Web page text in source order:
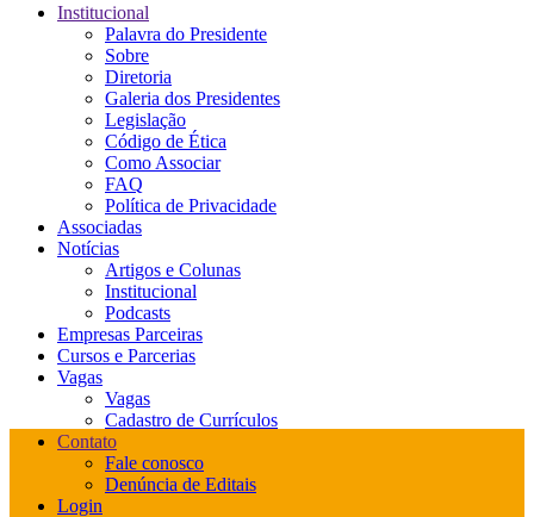
Institucional
Palavra do Presidente
Sobre
Diretoria
Galeria dos Presidentes
Legislação
Código de Ética
Como Associar
FAQ
Política de Privacidade
Associadas
Notícias
Artigos e Colunas
Institucional
Podcasts
Empresas Parceiras
Cursos e Parcerias
Vagas
Vagas
Cadastro de Currículos
Contato
Fale conosco
Denúncia de Editais
Login